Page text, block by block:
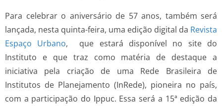
Para celebrar o aniversário de 57 anos, também será
lançada, nesta quinta-feira, uma edição digital da Revista
Espaço Urbano, que estará disponível no site do
Instituto e que traz como matéria de destaque a
iniciativa pela criação de uma Rede Brasileira de
Institutos de Planejamento (InRede), pioneira no país,
com a participação do Ippuc. Essa será a 15ª edição da